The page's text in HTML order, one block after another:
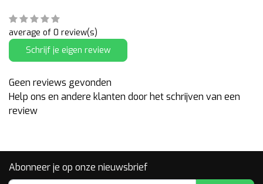
average of 0 review(s)
Schrijf je eigen review
Geen reviews gevonden
Help ons en andere klanten door het schrijven van een
review
Abonneer je op onze nieuwsbrief